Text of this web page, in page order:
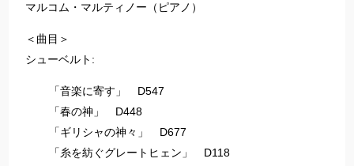
マルコム・マルティノー（ピアノ）
＜曲目＞
シューベルト:
「音楽に寄す」 D547
「春の神」 D448
「ギリシャの神々」 D677
「糸を紡ぐグレートヒェン」 D118